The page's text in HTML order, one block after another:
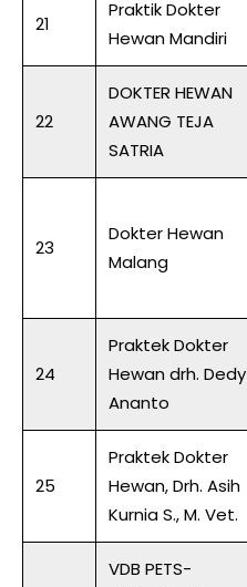
21
Praktik Dokter
Hewan Mandiri
22
DOKTER HEWAN
AWANG TEJA
SATRIA
23
Dokter Hewan
Malang
24
Praktek Dokter
Hewan drh. Dedy
Ananto
25
Praktek Dokter
Hewan, Drh. Asih
Kurnia S., M. Vet.
VDB PETS-